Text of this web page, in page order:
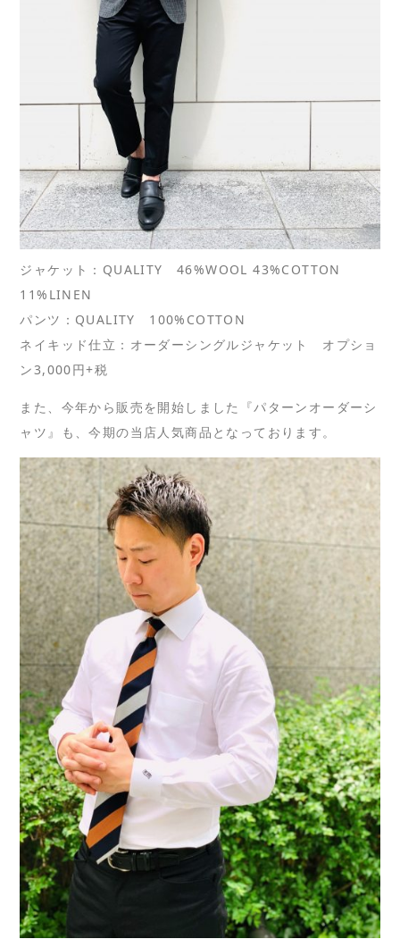
ジャケット：QUALITY 46%WOOL 43%COTTON
11%LINEN
パンツ：QUALITY 100%COTTON
ネイキッド仕立：オーダーシングルジャケット オプショ
ン3,000円+税
また、今年から販売を開始しました『パターンオーダーシ
ャツ』も、今期の当店人気商品となっております。